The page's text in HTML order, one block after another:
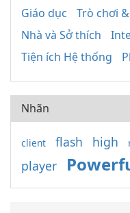
Giáo dục
Trò chơi
Nhà và Sở thích
Tiện ích Hệ thống
Nhãn
client flash high
player